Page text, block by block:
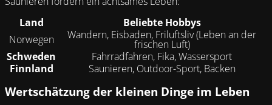
Land
Beliebte Hobbys
Norwegen
Wandern, Eisbaden, Friluftsliv (Leben an der
frischen Luft)
Schweden
Fahrradfahren, Fika, Wassersport
Finnland
Saunieren, Outdoor-Sport, Backen
Wertschätzung der kleinen Dinge im Leben